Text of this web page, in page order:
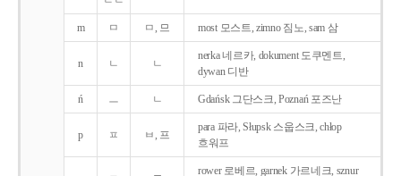
m ㅁ ㅁ, 므 most 모스트, zimno 짐노, sam 삼
n ㄴ ㄴ
nerka 네르카, dokument 도쿠멘트,
dywan 디반
ń ㅡ ㄴ Gdańsk 그단스크, Poznań 포즈난
p ㅍ ㅂ, 프
para 파라, Słupsk 스웁스크, chłop
흐워프
rower 로베르, garnek 가르네크, sznur